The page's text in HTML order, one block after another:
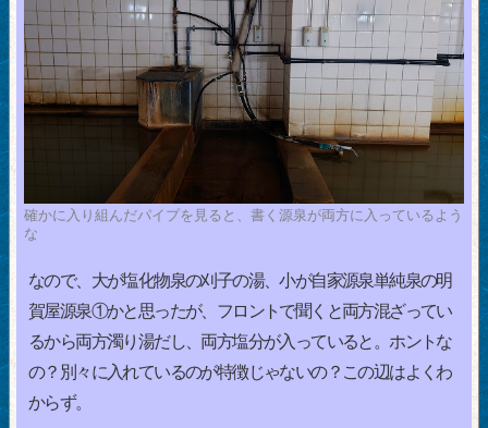
確かに入り組んだパイプを見ると、書く源泉が両方に入っているよう
な
なので、大が塩化物泉の刈子の湯、小が自家源泉単純泉の明
賀屋源泉①かと思ったが、フロントで聞くと両方混ざってい
るから両方濁り湯だし、両方塩分が入っていると。ホントな
の？別々に入れているのが特徴じゃないの？この辺はよくわ
からず。